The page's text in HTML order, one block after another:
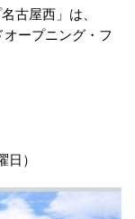
古屋西」は、
ープニング・フ
）